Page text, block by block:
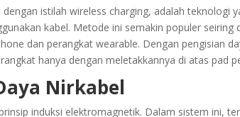
istilah wireless charging, adalah teknologi
kabel. Metode ini semakin populer seiring
dan perangkat wearable. Dengan pengisian
hanya dengan meletakkannya di atas pad
Nirkabel
induksi elektromagnetik. Dalam sistem ini,